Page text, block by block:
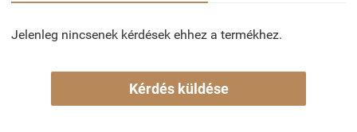
Jelenleg nincsenek kérdések ehhez a termékhez.
Kérdés küldése